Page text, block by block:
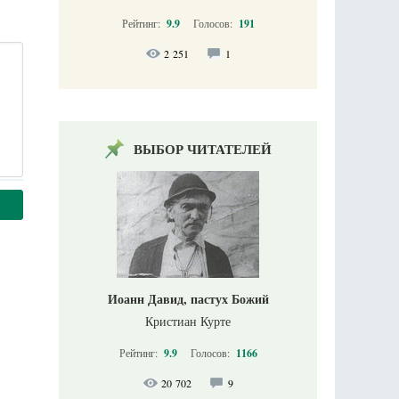
Рейтинг: 9.9 Голосов: 191
2 251 1
ВЫБОР ЧИТАТЕЛЕЙ
Иоанн Давид, пастух Божий
Кристиан Курте
Рейтинг: 9.9 Голосов: 1166
20 702 9